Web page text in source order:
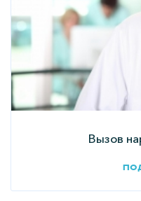
Вызов